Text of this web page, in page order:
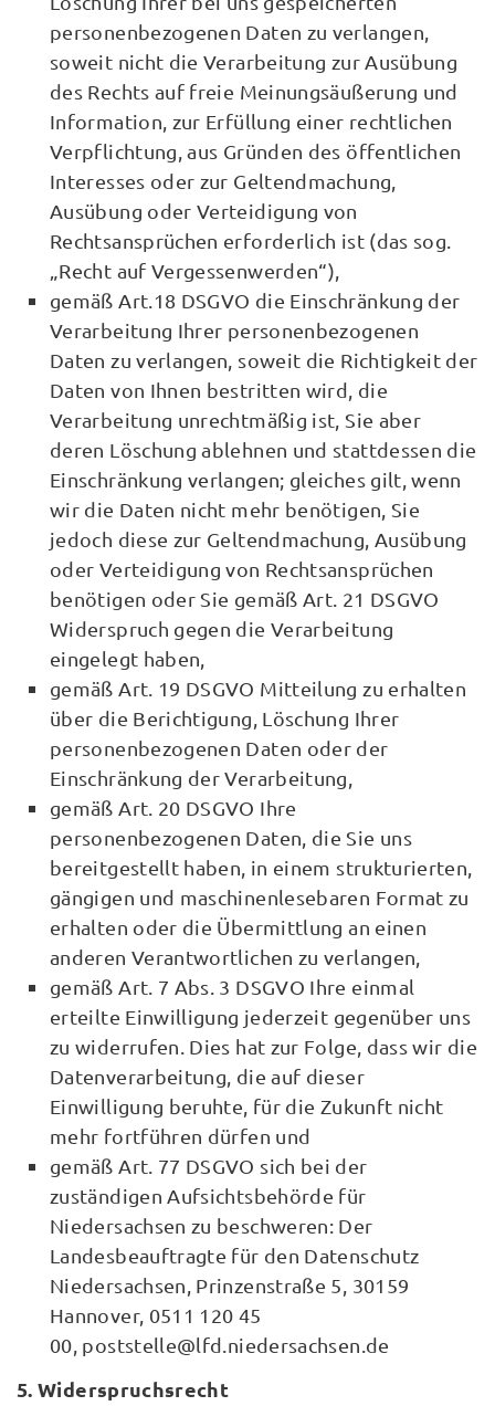
personenbezogenen Daten zu verlangen,
soweit nicht die Verarbeitung zur Ausübung
des Rechts auf freie Meinungsäußerung und
Information, zur Erfüllung einer rechtlichen
Verpflichtung, aus Gründen des öffentlichen
Interesses oder zur Geltendmachung,
Ausübung oder Verteidigung von
Rechtsansprüchen erforderlich ist (das sog.
„Recht auf Vergessenwerden“),
gemäß Art.18 DSGVO die Einschränkung der
Verarbeitung Ihrer personenbezogenen
Daten zu verlangen, soweit die Richtigkeit der
Daten von Ihnen bestritten wird, die
Verarbeitung unrechtmäßig ist, Sie aber
deren Löschung ablehnen und stattdessen die
Einschränkung verlangen; gleiches gilt, wenn
wir die Daten nicht mehr benötigen, Sie
jedoch diese zur Geltendmachung, Ausübung
oder Verteidigung von Rechtsansprüchen
benötigen oder Sie gemäß Art. 21 DSGVO
Widerspruch gegen die Verarbeitung
eingelegt haben,
gemäß Art. 19 DSGVO Mitteilung zu erhalten
über die Berichtigung, Löschung Ihrer
personenbezogenen Daten oder der
Einschränkung der Verarbeitung,
gemäß Art. 20 DSGVO Ihre
personenbezogenen Daten, die Sie uns
bereitgestellt haben, in einem strukturierten,
gängigen und maschinenlesebaren Format zu
erhalten oder die Übermittlung an einen
anderen Verantwortlichen zu verlangen,
gemäß Art. 7 Abs. 3 DSGVO Ihre einmal
erteilte Einwilligung jederzeit gegenüber uns
zu widerrufen. Dies hat zur Folge, dass wir die
Datenverarbeitung, die auf dieser
Einwilligung beruhte, für die Zukunft nicht
mehr fortführen dürfen und
gemäß Art. 77 DSGVO sich bei der
zuständigen Aufsichtsbehörde für
Niedersachsen zu beschweren: Der
Landesbeauftragte für den Datenschutz
Niedersachsen, Prinzenstraße 5, 30159
Hannover, 0511 120 45
00, poststelle@lfd.niedersachsen.de
5. Widerspruchsrecht